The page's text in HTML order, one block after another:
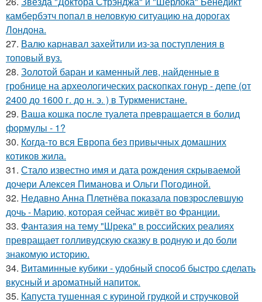
камбербэтч попал в неловкую ситуацию на дорогах
Лондона.
27. Валю карнавал захейтили из-за поступления в
топовый вуз.
28. Золотой баран и каменный лев, найденные в
гробнице на археологических раскопках гонур - депе (от
2400 до 1600 г. до н. э. ) в Туркменистане.
29. Ваша кошка после туалета превращается в болид
формулы - 1?
30. Когда-то вся Европа без привычных домашних
котиков жила.
31. Стало известно имя и дата рождения скрываемой
дочери Алексея Пиманова и Ольги Погодиной.
32. Недавно Анна Плетнёва показала повзрослевшую
дочь - Марию, которая сейчас живёт во Франции.
33. Фантазия на тему "Шрека" в российских реалиях
превращает голливудскую сказку в родную и до боли
знакомую историю.
34. Витаминные кубики - удобный способ быстро сделать
вкусный и ароматный напиток.
35. Капуста тушенная с куриной грудкой и стручковой